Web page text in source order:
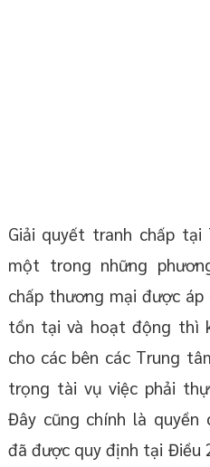
Giải quyết tranh chấp
một trong những
chấp thương mại được
tồn tại và hoạt động thì
cho các bên các Trung
trọng tài vụ việc phải
Đây cũng chính là
đã được quy định tại